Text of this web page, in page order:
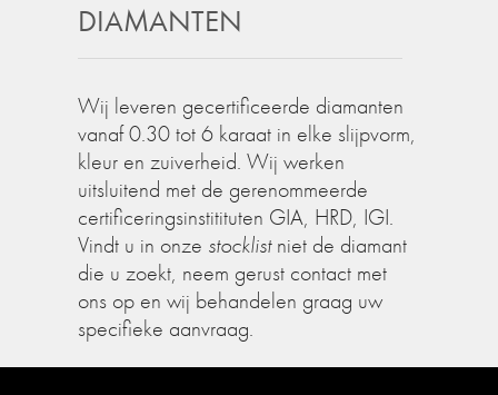
DIAMANTEN
Wij leveren gecertificeerde diamanten
vanaf 0.30 tot 6 karaat in elke slijpvorm,
kleur en zuiverheid. Wij werken
uitsluitend met de gerenommeerde
certificeringsinstitituten GIA, HRD, IGI.
Vindt u in onze stocklistniet de diamant
die u zoekt, neem gerust contact met
ons op en wij behandelen graag uw
specifieke aanvraag.